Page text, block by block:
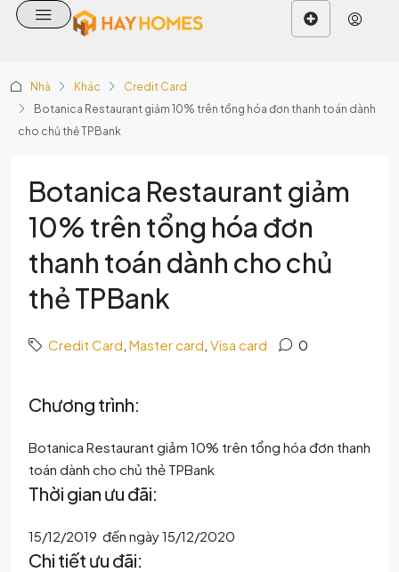
Nhà Khác
Credit Card
Botanica Restaurant giảm 10% trên tổng hóa đơn thanh toán dành
cho chủ thẻ TPBank
Botanica Restaurant giảm
10% trên tổng hóa đơn
thanh toán dành cho chủ
thẻ TPBank
Credit Card Master card Visa card 0
Chương trình:
Botanica Restaurant giảm 10% trên tổng hóa đơn thanh
toán dành cho chủ thẻ TPBank
Thời gian ưu đãi:
15/12/2019 đến ngày 15/12/2020
Chi tiết ưu đãi: